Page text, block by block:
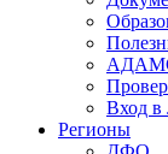
Вход
Регионы